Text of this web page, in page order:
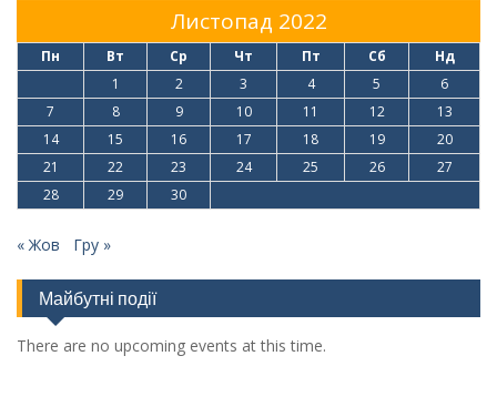
Листопад 2022
Пн Вт Ср Чт Пт Сб
Нд
1
2 3 4 5
6
7
8 9 10 11 12
13
14
15 16 17 18 19
20
21
22 23 24 25 26
27
28
29 30
« Жов Гру »
Майбутні події
There are no upcoming events at this time.